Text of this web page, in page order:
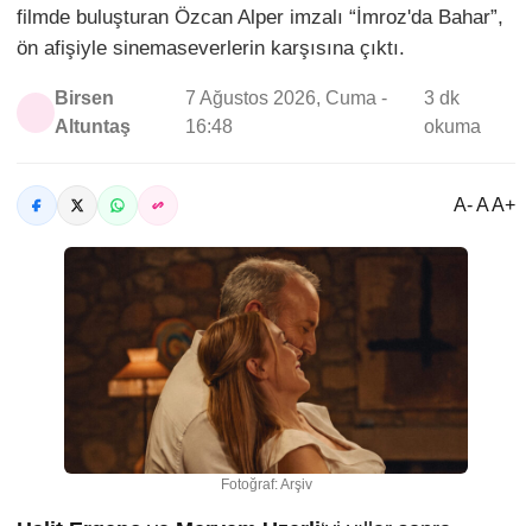
filmde buluşturan Özcan Alper imzalı “İmroz'da Bahar”,
ön afişiyle sinemaseverlerin karşısına çıktı.
Birsen
Altuntaş
7 Ağustos 2026, Cuma -
16:48
3 dk
okuma
A- A A+
Fotoğraf: Arşiv